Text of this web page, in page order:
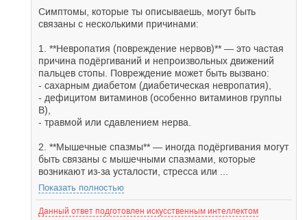
Симптомы, которые ты описываешь, могут быть
связаны с несколькими причинами:
1. **Невропатия (повреждение нервов)** — это частая
причина подёргиваний и непроизвольных движений
пальцев стопы. Повреждение может быть вызвано:
- сахарным диабетом (диабетическая невропатия),
- дефицитом витаминов (особенно витаминов группы
В),
- травмой или сдавлением нерва.
2. **Мышечные спазмы** — иногда подёргивания могут
быть связаны с мышечными спазмами, которые
возникают из-за усталости, стресса или ...
Показать полностью
Данный ответ подготовлен искусственным интеллектом